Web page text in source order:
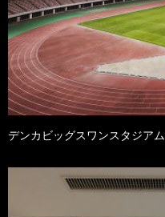
デンカビッグスワンスタジアム